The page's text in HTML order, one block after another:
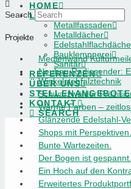
HOME
LEISTUNGEN
Metallfassaden
Metalldächer
Bauklempnerei
Sanitär
REFERENZEN
ÜBER UNS
STELLENANGEBOTE
KONTAKT
SEARCH
Search
Projekte
Medienwand
Neubau Radiosender:
Winkelstehfalztechnik
Schwarzwälder
Warme Farben –
Glänzende Edelstahl-
Shops mit Perspektiven.
Bunte Wartezeiten.
Der Bogen ist gespannt.
Ein Hoch auf den
Erweitertes